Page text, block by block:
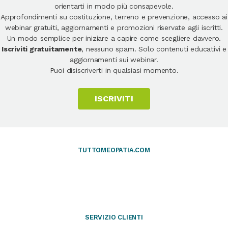
orientarti in modo più consapevole.
Approfondimenti su costituzione, terreno e prevenzione, accesso ai
webinar gratuiti, aggiornamenti e promozioni riservate agli iscritti.
Un modo semplice per iniziare a capire come scegliere davvero.
Iscriviti gratuitamente, nessuno spam. Solo contenuti educativi e
aggiornamenti sui webinar.
Puoi disiscriverti in qualsiasi momento.
ISCRIVITI
TUTTOMEOPATIA.COM
SERVIZIO CLIENTI